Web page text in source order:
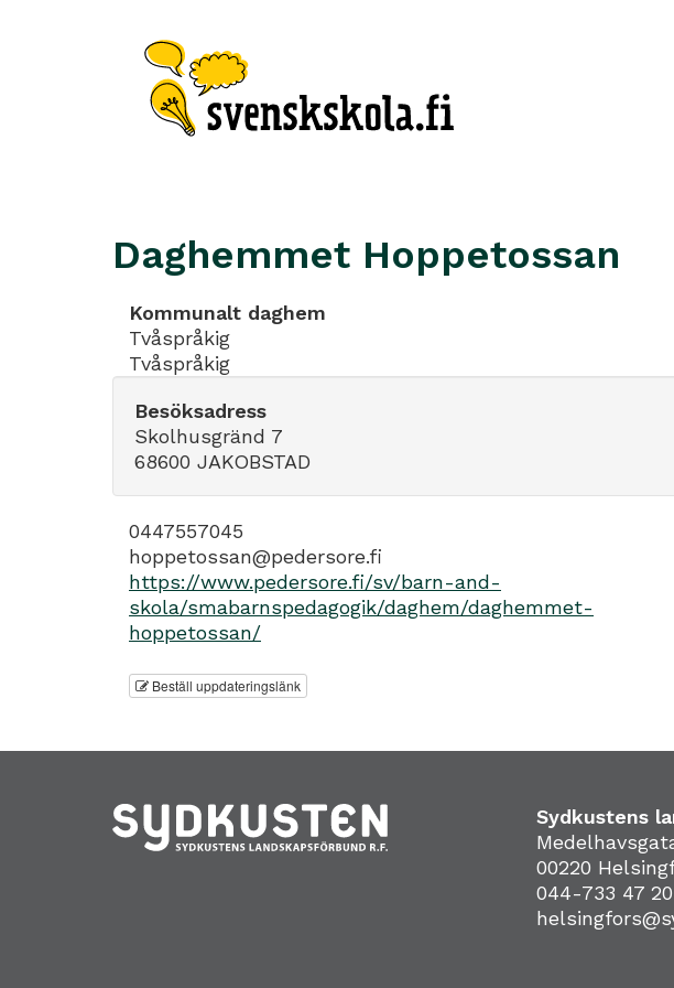
Daghemmet Hoppetossan
Kommunalt daghem
Tvåspråkig
Tvåspråkig
Besöksadress
Skolhusgränd 7
68600 JAKOBSTAD
0447557045
hoppetossan@pedersore.fi
https://www.pedersore.fi/sv/barn-and-
skola/smabarnspedagogik/daghem/daghemmet-
hoppetossan/
Beställ uppdateringslänk
Sydkustens
00220
044-733 47 20